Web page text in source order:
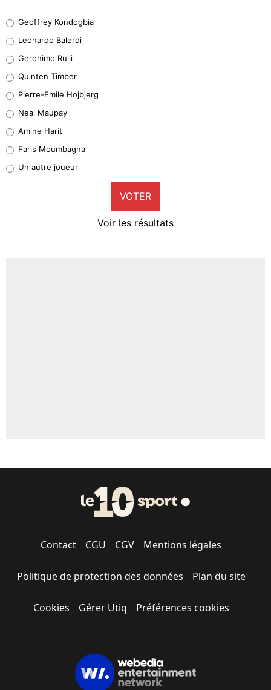
38%
32%
5%
1%
9%
Geoffrey Kondogbia
Leonardo Balerdi
Geronimo Rulli
Quinten Timber
Pierre-Emile Hojbjerg
Neal Maupay
Amine Harit
Faris Moumbagna
Un autre joueur
VOTER
Voir les résultats
Contact CGU CGV Mentions légales
Politique de protection des données Plan du site
Cookies Gérer Utiq Préférences cookies